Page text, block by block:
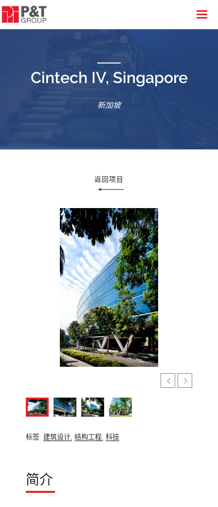
Cintech IV, Singapore
新加坡
返回项目
标签: 建筑设计, 结构工程, 科技
简介